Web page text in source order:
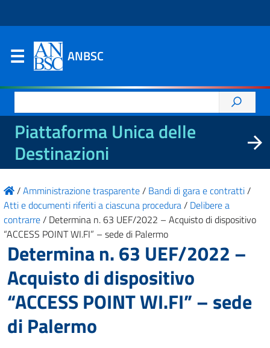
ANBSC
per:
Piattaforma Unica delle
Destinazioni
/Amministrazione trasparente/ Bandi di gara e contratti/
Atti e documenti riferiti a ciascuna procedura/ Delibere a
contrarre/ Determina n. 63 UEF/2022 – Acquisto di dispositivo
“ACCESS POINT WI.FI” – sede di Palermo
Determina n. 63 UEF/2022 –
Acquisto di dispositivo
“ACCESS POINT WI.FI” – sede
di Palermo